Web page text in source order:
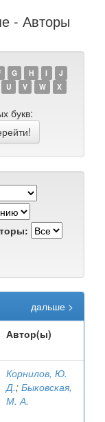
- Авторы
G H I
J
U V W
X
букв:
дальше >
Автор(ы)
Корнилов, Ю.
Д.; Быковская,
М. А.